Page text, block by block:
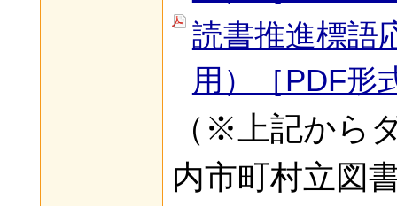
読書推進標語
用）［PDF形
（※上記から
内市町村立図